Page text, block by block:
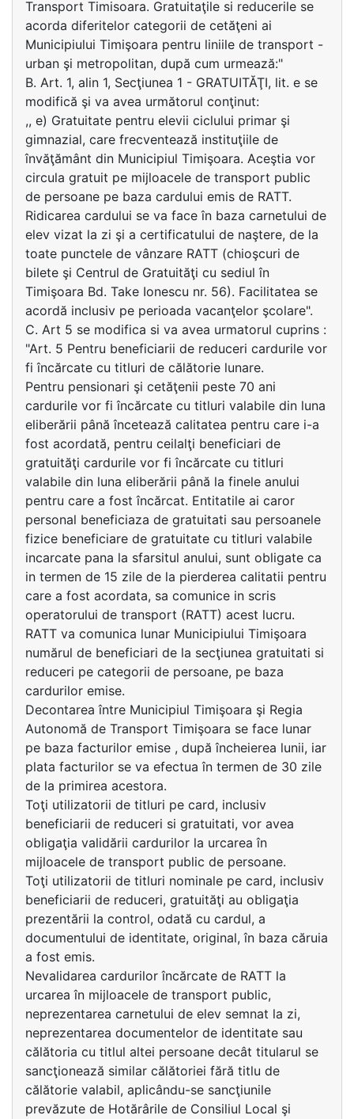
Transport Timisoara. Gratuitaţile si reducerile se
acorda diferitelor categorii de cetăţeni ai
Municipiului Timişoara pentru liniile de transport -
urban şi metropolitan, după cum urmează:"
B. Art. 1, alin 1, Secţiunea 1 - GRATUITĂŢI, lit. e se
modifică şi va avea următorul conţinut:
,, e) Gratuitate pentru elevii ciclului primar şi
gimnazial, care frecventează instituţiile de
învăţământ din Municipiul Timişoara. Aceştia vor
circula gratuit pe mijloacele de transport public
de persoane pe baza cardului emis de RATT.
Ridicarea cardului se va face în baza carnetului de
elev vizat la zi şi a certificatului de naştere, de la
toate punctele de vânzare RATT (chioşcuri de
bilete şi Centrul de Gratuităţi cu sediul în
Timişoara Bd. Take Ionescu nr. 56). Facilitatea se
acordă inclusiv pe perioada vacanţelor şcolare".
C. Art 5 se modifica si va avea urmatorul cuprins :
"Art. 5 Pentru beneficiarii de reduceri cardurile vor
fi încărcate cu titluri de călătorie lunare.
Pentru pensionari şi cetăţenii peste 70 ani
cardurile vor fi încărcate cu titluri valabile din luna
eliberării până încetează calitatea pentru care i-a
fost acordată, pentru ceilalţi beneficiari de
gratuităţi cardurile vor fi încărcate cu titluri
valabile din luna eliberării până la finele anului
pentru care a fost încărcat. Entitatile ai caror
personal beneficiaza de gratuitati sau persoanele
fizice beneficiare de gratuitate cu titluri valabile
incarcate pana la sfarsitul anului, sunt obligate ca
in termen de 15 zile de la pierderea calitatii pentru
care a fost acordata, sa comunice in scris
operatorului de transport (RATT) acest lucru.
RATT va comunica lunar Municipiului Timişoara
numărul de beneficiari de la secţiunea gratuitati si
reduceri pe categorii de persoane, pe baza
cardurilor emise.
Decontarea între Municipiul Timişoara şi Regia
Autonomă de Transport Timişoara se face lunar
pe baza facturilor emise , după încheierea lunii, iar
plata facturilor se va efectua în termen de 30 zile
de la primirea acestora.
Toţi utilizatorii de titluri pe card, inclusiv
beneficiarii de reduceri si gratuitati, vor avea
obligaţia validării cardurilor la urcarea în
mijloacele de transport public de persoane.
Toţi utilizatorii de titluri nominale pe card, inclusiv
beneficiarii de reduceri, gratuităţi au obligaţia
prezentării la control, odată cu cardul, a
documentului de identitate, original, în baza căruia
a fost emis.
Nevalidarea cardurilor încărcate de RATT la
urcarea în mijloacele de transport public,
neprezentarea carnetului de elev semnat la zi,
neprezentarea documentelor de identitate sau
călătoria cu titlul altei persoane decât titularul se
sancţionează similar călătoriei fără titlu de
călătorie valabil, aplicându-se sancţiunile
prevăzute de Hotărârile de Consiliul Local şi